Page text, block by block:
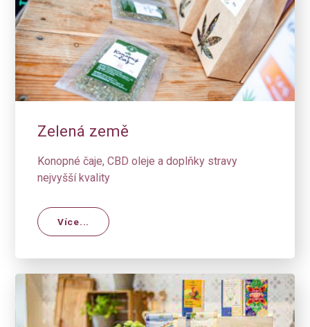
Zelená země
Konopné čaje, CBD oleje a doplňky stravy
nejvyšší kvality
Více...